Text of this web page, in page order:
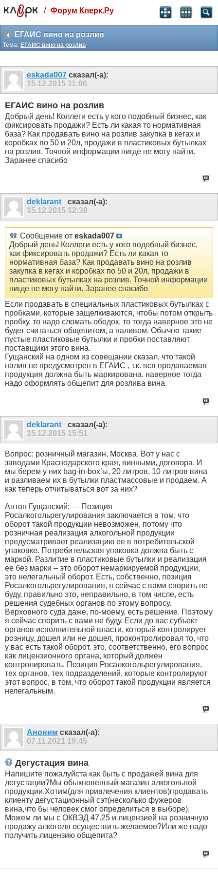
Святые угодники, Клерк без рекламы
прекрасен:)
месяц
3 месяца
259
₽
-10%
499 ₽
-15%
Отмена Оплатить
/ Форум Клерк.Ру
ЕГАИС вино на розлив
Тема: ЕГАИС вино на розлив
eskada007 сказал(-а):
15.12.2015 11:06
ЕГАИС вино на розлив
Добрый день! Коллеги есть у кого подобный бизнес, как
фиксировать продажи? Есть ли какая то нормативная
база? Как продавать вино на розлив закупка в кегах и
коробках по 50 и 20л, продажи в пластиковых бутылках
на розлив. Точной информации нигде не могу найти.
Заранее спасибо
deklarant_
сказал(-а):
15.12.2015 12:38
Сообщение от eskada007
Добрый день! Коллеги есть у кого подобный бизнес,
как фиксировать продажи? Есть ли какая то
нормативная база? Как продавать вино на розлив
закупка в кегах и коробках по 50 и 20л, продажи в
пластиковых бутылках на розлив. Точной информации
нигде не могу найти. Заранее спасибо
Если продавать в специальных пластиковых бутылках с
пробками, которые защелкиваются, чтобы потом открыть
пробку, то надо сломать ободок, то тогда наверное это не
будет считаться общепитом, а наливом. Обычно такие
пустые пластиковые бутылки и пробки поставляют
поставщики этого вина.
Гущанский на одном из совещании сказал, что такой
налив не предусмотрен в ЕГАИС , т.к. вся продаваемая
продукция должна быть маркирована. наверное тогда
надо оформлять общепит для розлива вина.
deklarant_
сказал(-а):
15.12.2015 15:51
Вопрос: розничный магазин, Москва. Вот у нас с
заводами Краснодарского края, винными, договора. И
мы берем у них bag-in-box’ы, 20 литров, 10 литров вина
и разливаем их в бутылки пластмассовые и продаем. А
как теперь отчитываться вот за них?
Антон Гущанский: — Позиция
Росалкогольрегулирования заключается в том, что
оборот такой продукции невозможен, потому что
розничная реализация алкогольной продукции
предусматривает реализацию ее в потребительской
упаковке. Потребительская упаковка должна быть с
маркой. Разлитие в пластиковые бутылки и реализация
ее без марки – это оборот немаркируемой продукции,
это нелегальный оборот. Есть, собственно, позиция
Росалкогольрегулирования, я сейчас с вами спорить не
буду, правильно это, неправильно, в том числе, есть
решения судебных органов по этому вопросу.
Верховного суда даже, по-моему, есть решение. Поэтому
я сейчас спорить с вами не буду. Если до вас субъект
органов исполнительной власти, который контролирует
розницу, дошел или не дошел, проконтролировал то, что
у вас есть такой оборот, это, соответственно, его вопрос
как лицензионного органа, который должен
контролировать. Позиция Росалкогольрегулирования,
тех органов, тех подразделений, которые контролируют
этот вопрос, в том, что оборот такой продукции является
нелегальным.
Аноним сказал(-а):
07.11.2021 19:45
Дегустация вина
Напишите пожалуйста как быть с продажей вина для
дегустации?Мы обыкновенный магазин алкогольной
продукции.Хотим(для привлечения клиентов)продавать
клиенту дегустационный сэт(несколько фужеров
вина,что бы человек смог определиться в выборе).
Можем ли мы с ОКВЭД 47.25 и лицензией на розничную
продажу алкоголя осуществить желаемое?Или же надо
получить лицензию общепита?